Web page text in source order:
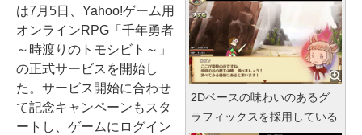
2Dベースの味わいのあるグ
ラフィックスを採用している
は7月5日、Yahoo!ゲーム用
オンラインRPG「千年勇者
～時渡りのトモシビト～」
の正式サービスを開始し
た。サービス開始に合わせ
て記念キャンペーンもスタ
ートし、ゲームにログイン